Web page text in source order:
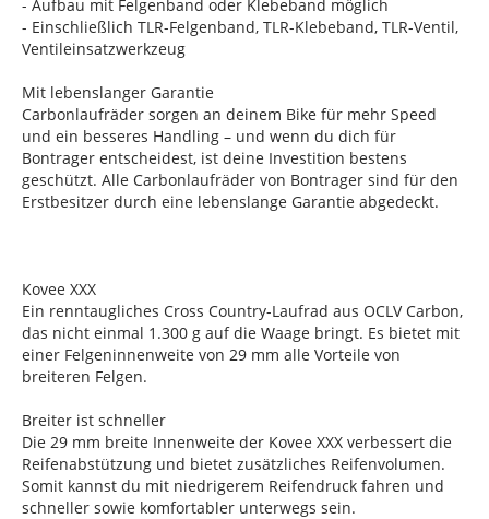
- Aufbau mit Felgenband oder Klebeband möglich
- Einschließlich TLR-Felgenband, TLR-Klebeband, TLR-Ventil,
Ventileinsatzwerkzeug
Mit lebenslanger Garantie
Carbonlaufräder sorgen an deinem Bike für mehr Speed
und ein besseres Handling – und wenn du dich für
Bontrager entscheidest, ist deine Investition bestens
geschützt. Alle Carbonlaufräder von Bontrager sind für den
Erstbesitzer durch eine lebenslange Garantie abgedeckt.
Kovee XXX
Ein renntaugliches Cross Country-Laufrad aus OCLV Carbon,
das nicht einmal 1.300 g auf die Waage bringt. Es bietet mit
einer Felgeninnenweite von 29 mm alle Vorteile von
breiteren Felgen.
Breiter ist schneller
Die 29 mm breite Innenweite der Kovee XXX verbessert die
Reifenabstützung und bietet zusätzliches Reifenvolumen.
Somit kannst du mit niedrigerem Reifendruck fahren und
schneller sowie komfortabler unterwegs sein.